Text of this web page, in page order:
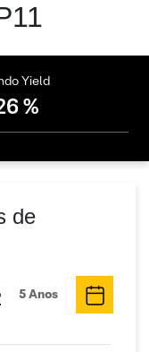
Yield
%
de
5 Anos